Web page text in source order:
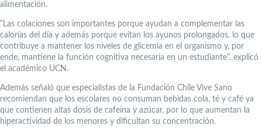
alimentación.
“Las colaciones son importantes porque ayudan a complementar las
calorías del día y además porque evitan los ayunos prolongados, lo que
contribuye a mantener los niveles de glicemia en el organismo y, por
ende, mantiene la función cognitiva necesaria en un estudiante”, explicó
el académico UCN.
Además señaló que especialistas de la Fundación Chile Vive Sano
recomiendan que los escolares no consuman bebidas cola, té y café ya
que contienen altas dosis de cafeína y azúcar, por lo que aumentan la
hiperactividad de los menores y dificultan su concentración.